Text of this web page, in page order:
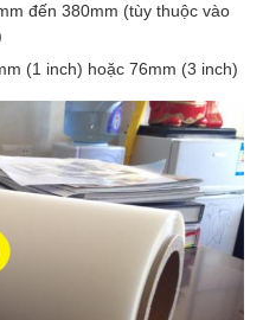
đến 380mm (tùy thuộc vào
(1 inch) hoặc 76mm (3 inch)